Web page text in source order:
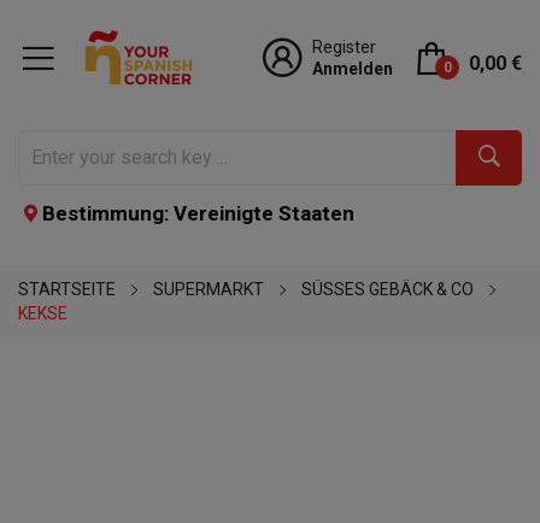
Register
Anmelden
0 0,00 €
Bestimmung: Vereinigte Staaten
STARTSEITE SUPERMARKT
SÜSSES GEBÄCK & CO
KEKSE